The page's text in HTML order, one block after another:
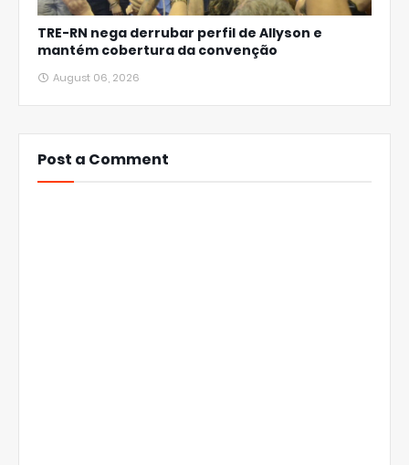
TRE-RN nega derrubar perfil de Allyson e
mantém cobertura da convenção
August 06, 2026
Post a Comment